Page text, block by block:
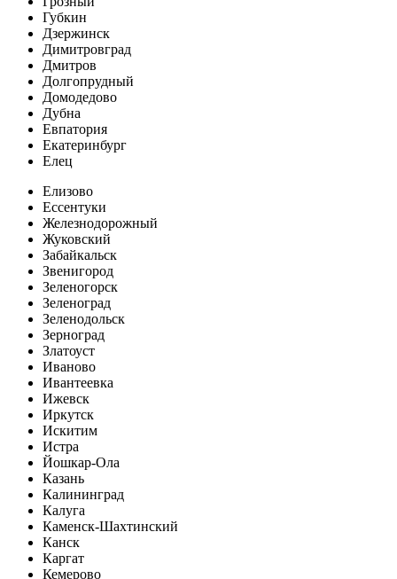
Губкин
Дзержинск
Димитровград
Дмитров
Долгопрудный
Домодедово
Дубна
Евпатория
Екатеринбург
Елец
Елизово
Ессентуки
Железнодорожный
Жуковский
Забайкальск
Звенигород
Зеленогорск
Зеленоград
Зеленодольск
Зерноград
Златоуст
Иваново
Ивантеевка
Ижевск
Иркутск
Искитим
Истра
Йошкар-Ола
Казань
Калининград
Калуга
Каменск-Шахтинский
Канск
Каргат
Кемерово